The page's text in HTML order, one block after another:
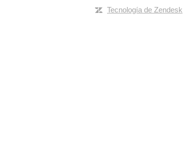
Tecnología de Zendesk